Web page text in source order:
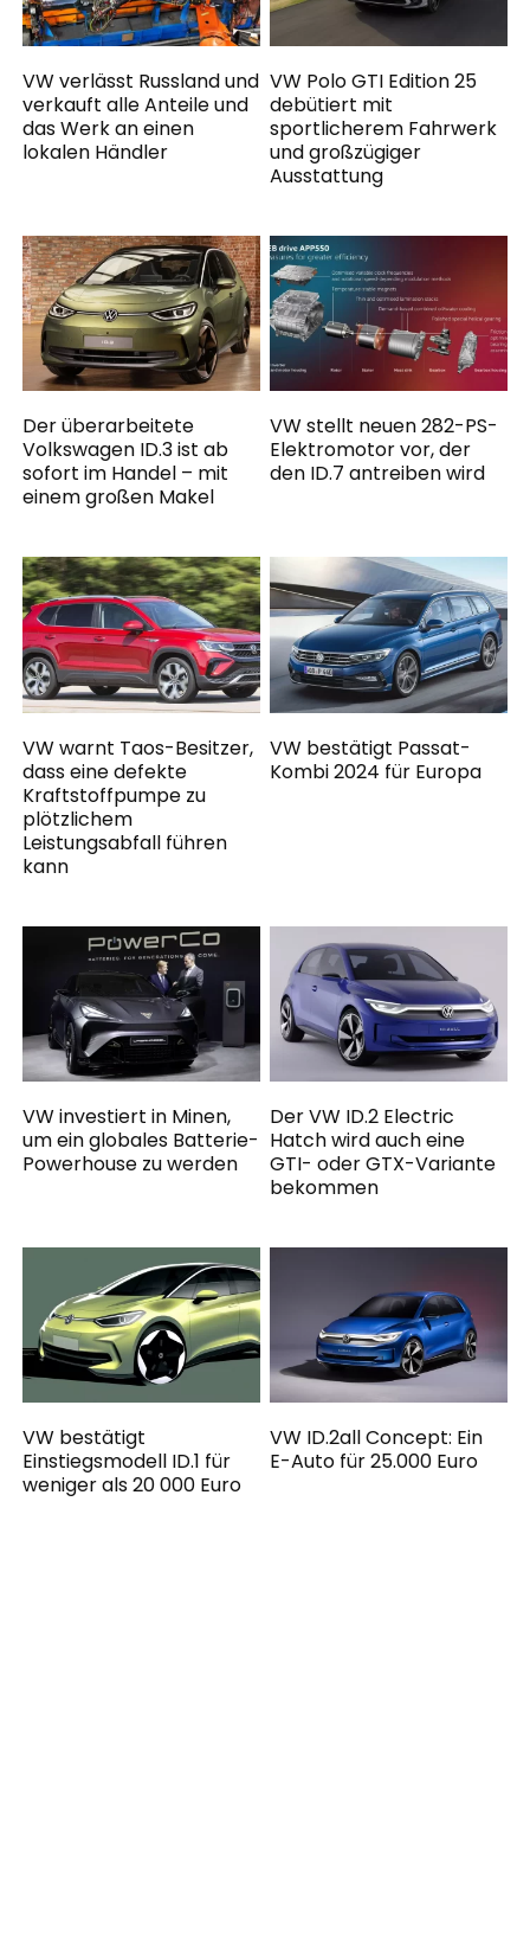
VW verlässt Russland und
verkauft alle Anteile und
das Werk an einen
lokalen Händler
VW Polo GTI Edition 25
debütiert mit
sportlicherem Fahrwerk
und großzügiger
Ausstattung
Der überarbeitete
Volkswagen ID.3 ist ab
sofort im Handel – mit
einem großen Makel
VW stellt neuen 282-PS-
Elektromotor vor, der
den ID.7 antreiben wird
VW warnt Taos-Besitzer,
dass eine defekte
Kraftstoffpumpe zu
plötzlichem
Leistungsabfall führen
kann
VW bestätigt Passat-
Kombi 2024 für Europa
VW investiert in Minen,
um ein globales Batterie-
Powerhouse zu werden
Der VW ID.2 Electric
Hatch wird auch eine
GTI- oder GTX-Variante
bekommen
VW bestätigt
Einstiegsmodell ID.1 für
weniger als 20 000 Euro
VW ID.2all Concept: Ein
E-Auto für 25.000 Euro